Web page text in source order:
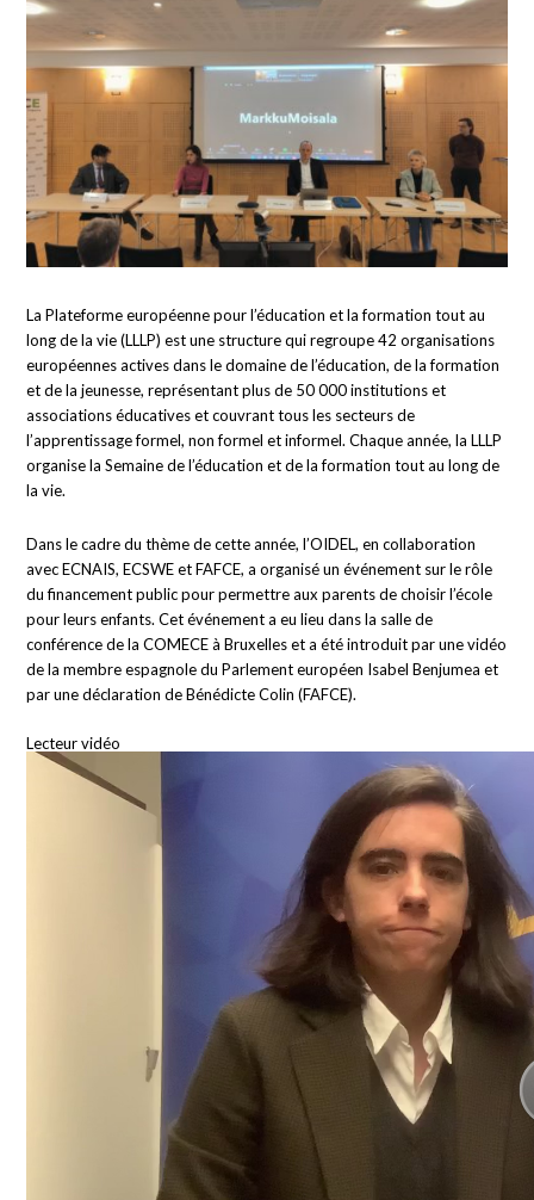
La Plateforme européenne pour l’éducation et la formation tout au
long de la vie (LLLP) est une structure qui regroupe 42 organisations
européennes actives dans le domaine de l’éducation, de la formation
et de la jeunesse, représentant plus de 50 000 institutions et
associations éducatives et couvrant tous les secteurs de
l’apprentissage formel, non formel et informel. Chaque année, la LLLP
organise la Semaine de l’éducation et de la formation tout au long de
la vie.
Dans le cadre du thème de cette année, l’OIDEL, en collaboration
avec ECNAIS, ECSWE et FAFCE, a organisé un événement sur le rôle
du financement public pour permettre aux parents de choisir l’école
pour leurs enfants. Cet événement a eu lieu dans la salle de
conférence de la COMECE à Bruxelles et a été introduit par une vidéo
de la membre espagnole du Parlement européen Isabel Benjumea et
par une déclaration de Bénédicte Colin (FAFCE).
Lecteur vidéo